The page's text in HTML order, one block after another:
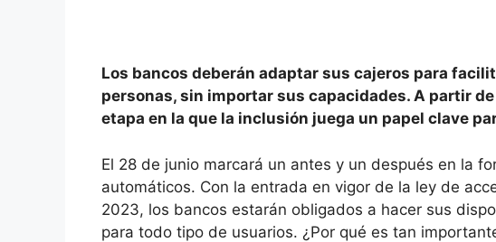
Los bancos deberán adaptar sus cajeros para
personas, sin importar sus capacidades. A partir
etapa en la que la inclusión juega un papel clave
El 28 de junio marcará un antes y un después en la
automáticos. Con la entrada en vigor de la ley de
2023, los bancos estarán obligados a hacer sus
para todo tipo de usuarios. ¿Por qué es tan